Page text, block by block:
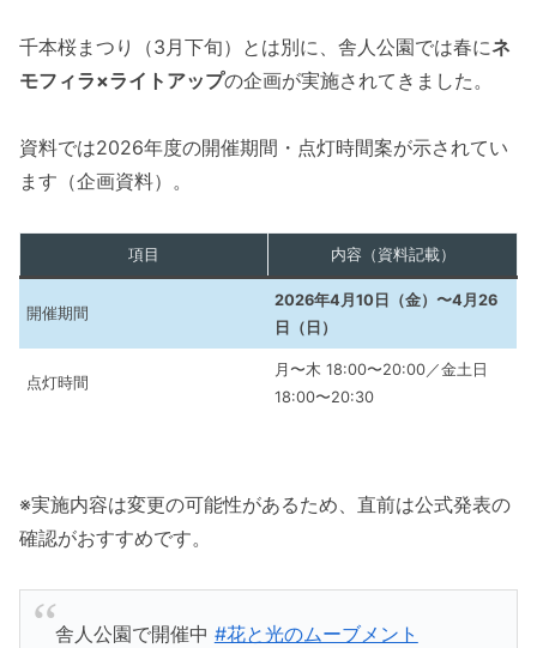
千本桜まつり（3月下旬）とは別に、舎人公園では春にネ
モフィラ×ライトアップの企画が実施されてきました。
資料では2026年度の開催期間・点灯時間案が示されてい
ます（企画資料）。
項目 内容（資料記載）
開催期間
2026年4月10日（金）〜4月26
日（日）
点灯時間
月〜木 18:00〜20:00／金土日
18:00〜20:30
※実施内容は変更の可能性があるため、直前は公式発表の
確認がおすすめです。
舎人公園で開催中 #花と光のムーブメント